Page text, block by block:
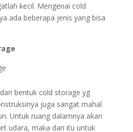
kecil. Mengenai cold
ada beberapa jenis yang bisa
bentuk cold storage yg
juga sangat mahal
Untuk ruang dalamnya akan
udara, maka dari itu untuk